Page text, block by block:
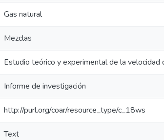
Gas natural
Mezclas
Estudio teórico y experimental de la velocidad
Informe de investigación
http://purl.org/coar/resource_type/c_18ws
Text